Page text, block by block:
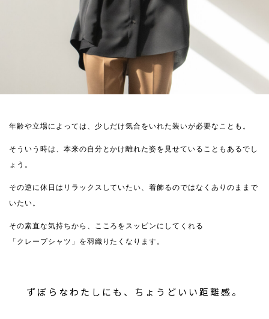
年齢や立場によっては、少しだけ気合をいれた装いが必要なことも。
そういう時は、本来の自分とかけ離れた姿を見せていることもあるでし
ょう。
その逆に休日はリラックスしていたい、着飾るのではなくありのままで
いたい。
その素直な気持ちから、こころをスッピンにしてくれる
「クレープシャツ」を羽織りたくなります。
ずぼらなわたしにも、ちょうどいい距離感。